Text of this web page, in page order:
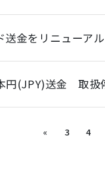
送金をリニューア
円(JPY)送金 取扱
«前へ 3 4